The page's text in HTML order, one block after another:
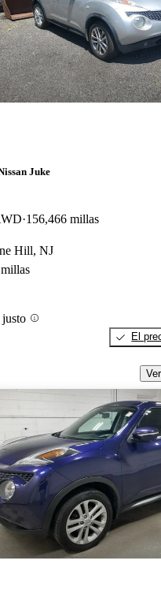
Juke
156,466 millas
Hill, NJ
El
Aviso